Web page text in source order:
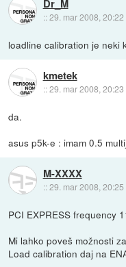
Dr_M
::29. mar 2008, 20:22
loadline calibration je neki
kmetek
::29. mar 2008, 20:23
da.
asus p5k-e : imam 0.5
M-XXXX
::29. mar 2008, 20:25
PCI EXPRESS frequency
Mi lahko poveš možnosti
Load calibration daj na